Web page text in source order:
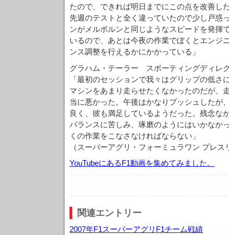
たので、できれば明日までにこの点を改善し
先週のテストと全く違っていたので少し戸惑
ンがメルボルンと同じようなスピードを発揮
いるので、あとは今夜の作業でぼくとエンジ
ンス調整を行えるかにかかっている」
グラハム・テーラー スポーティングディレ
「最初のセッションで我々はグリップの低さ
マシンをあまり走らせたくなかったのだが、
当に悪かった。午後はかなりプッシュしたが
良く、彼も満足しているようだった。残念な
バランスに苦しみ、琢磨のようにはいかなか
くの作業をこなさなければならない」
（スーパーアグリ・フォーミュラワン プレス
YouTubeにあるF1動画を集めてみました。
関連エントリー
2007年F1スーパーアグリF1チーム戦績